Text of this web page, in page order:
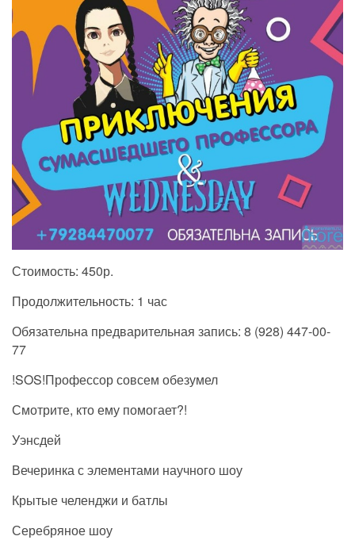
Стоимость: 450р.
Продолжительность: 1 час
Обязательна предварительная запись: 8 (928) 447-00-
77
!SOS!Профессор совсем обезумел
Смотрите, кто ему помогает?!
Уэнсдей⠀
Вечеринка с элементами научного шоу
Крытые челенджи и батлы
Серебряное шоу